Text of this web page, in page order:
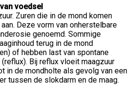
voedsel
Zuren die in de mond komen
Deze vorm van onherstelbare
genoemd. Sommige
terug in de mond
of hebben last van spontane
Bij reflux vloeit maagzuur
in de mondholte als gevolg van een
tussen de slokdarm en de maag.